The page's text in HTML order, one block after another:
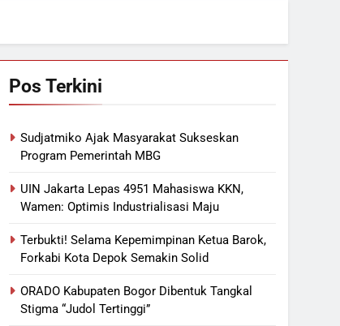
Pos Terkini
Sudjatmiko Ajak Masyarakat Sukseskan
Program Pemerintah MBG
UIN Jakarta Lepas 4951 Mahasiswa KKN,
Wamen: Optimis Industrialisasi Maju
Terbukti! Selama Kepemimpinan Ketua Barok,
Forkabi Kota Depok Semakin Solid
ORADO Kabupaten Bogor Dibentuk Tangkal
Stigma “Judol Tertinggi”